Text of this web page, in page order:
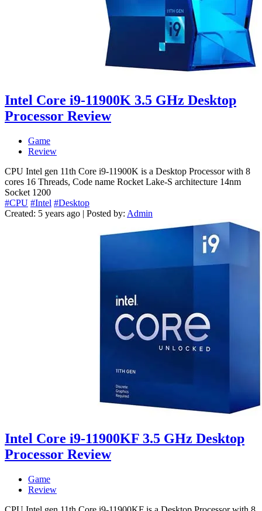
Intel Core i9-11900K 3.5 GHz Desktop
Processor Review
Game
Review
CPU Intel gen 11th Core i9-11900K is a Desktop Processor with 8
cores 16 Threads, Code name Rocket Lake-S architecture 14nm
Socket 1200
#CPU #Intel #Desktop
Created: 5 years ago | Posted by: Admin
Intel Core i9-11900KF 3.5 GHz Desktop
Processor Review
Game
Review